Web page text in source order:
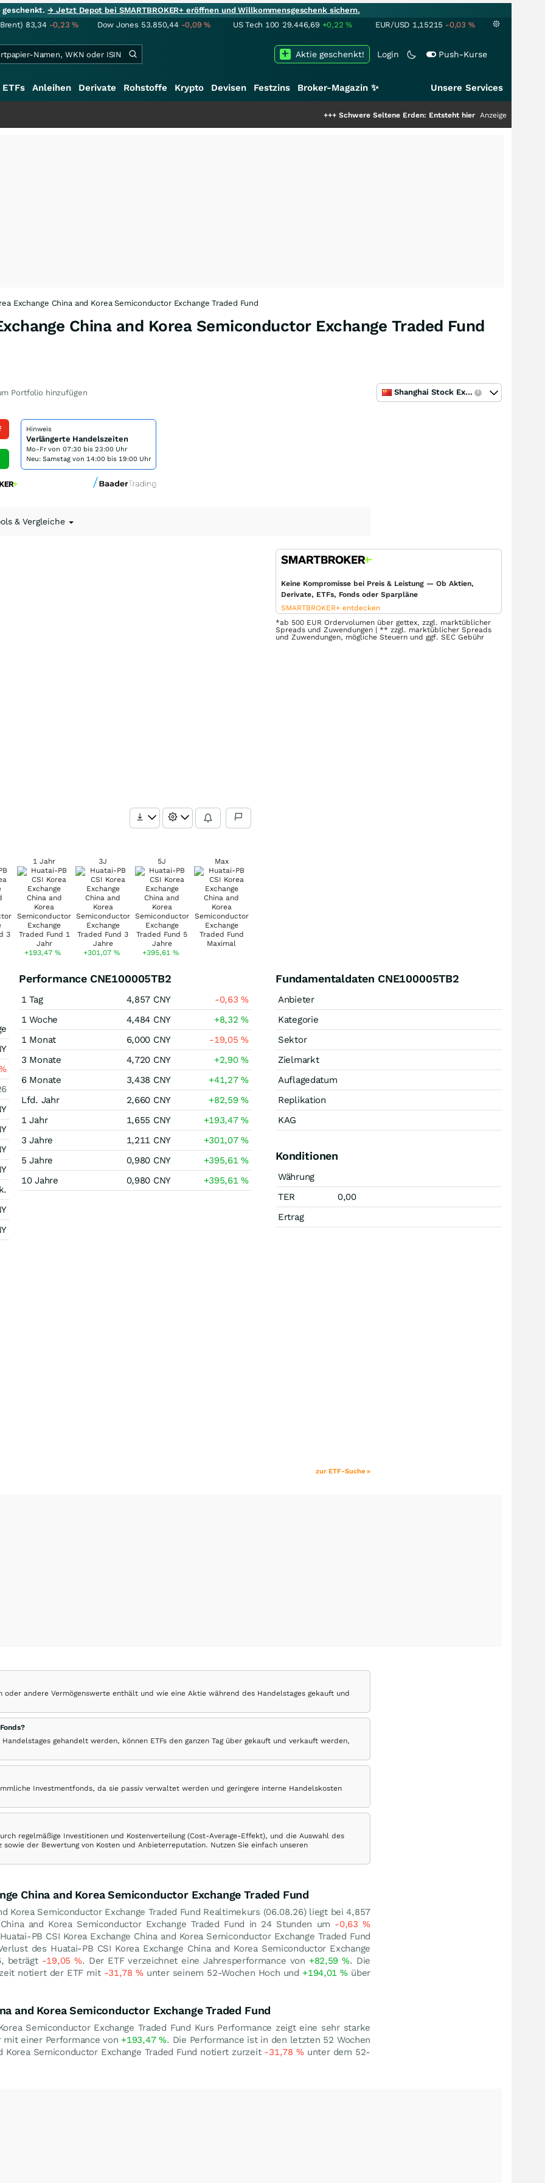
geschenkt.→ Jetzt Depot bei SMARTBROKER+ eröffnen und Willkommensgeschenk sichern.
83,34 -0,23% Dow Jones 53.850,44 -0,09% US Tech 100 29.446,69 +0,22% EUR/USD 1,15215 -0,03 %
Login Push-Kurse
Aktie geschenkt!
ETFs Anleihen Derivate Rohstoffe Krypto Devisen Festzins Broker-Magazin ✨ Unsere Services
Schwere Seltene Erden: Entsteht hier die nächste Milliardenstory?
Anzeige
Exchange China and Korea Semiconductor Exchange Traded Fund
China and Korea Semiconductor Exchange Traded Fund
Portfolio hinzufügen Shanghai Stock Exchange
Hinweis
Verlängerte Handelszeiten
Mo-Fr von 07:30 bis 23:00 Uhr
Neu: Samstag von 14:00 bis 19:00 Uhr
& Vergleiche
1 Jahr
+193,47%
3J
+301,07%
5J
+395,61%
Max
Keine Kompromisse bei Preis & Leistung — Ob Aktien,
Derivate, ETFs, Fonds oder Sparpläne
SMARTBROKER+ entdecken
*ab 500 EUR Ordervolumen über gettex, zzgl. marktüblicher
Spreads und Zuwendungen | ** zzgl. marktüblicher Spreads
und Zuwendungen, mögliche Steuern und ggf. SEC Gebühr
Performance CNE100005TB2
1 Tag 4,857 CNY -0,63%
1 Woche
4,484 CNY +8,32%
1 Monat
6,000 CNY -19,05%
3 Monate
4,720 CNY +2,90%
6 Monate
3,438 CNY +41,27%
Lfd. Jahr
2,660 CNY +82,59%
1 Jahr
1,655 CNY +193,47%
3 Jahre
1,211 CNY +301,07%
5 Jahre
0,980 CNY +395,61%
10 Jahre
0,980 CNY +395,61%
Fundamentaldaten CNE100005TB2
Anbieter
Kategorie
Sektor
Zielmarkt
Auflagedatum
Replikation
KAG
Konditionen
Währung
TER
0,00
Ertrag
zur ETF-Suche »
andere Vermögenswerte enthält und wie eine Aktie während des Handelstages gekauft und
gehandelt werden, können ETFs den ganzen Tag über gekauft und verkauft werden,
Investmentfonds, da sie passiv verwaltet werden und geringere interne Handelskosten
regelmäßige Investitionen und Kostenverteilung (Cost-Average-Effekt), und die Auswahl des
der Bewertung von Kosten und Anbieterreputation. Nutzen Sie einfach unseren
China and Korea Semiconductor Exchange Traded Fund
Korea Semiconductor Exchange Traded Fund Realtimekurs (06.08.26) liegt bei 4,857
and Korea Semiconductor Exchange Traded Fund in 24 Stunden um -0,63%
PB CSI Korea Exchange China and Korea Semiconductor Exchange Traded Fund
des Huatai-PB CSI Korea Exchange China and Korea Semiconductor Exchange
beträgt -19,05%. Der ETF verzeichnet eine Jahresperformance von +82,59%. Die
notiert der ETF mit -31,78%unter seinem 52-Wochen Hoch und +194,01%über
and Korea Semiconductor Exchange Traded Fund
Semiconductor Exchange Traded Fund Kurs Performance zeigt eine sehr starke
einer Performance von +193,47%. Die Performance ist in den letzten 52 Wochen
Korea Semiconductor Exchange Traded Fund notiert zurzeit -31,78 %unter dem 52-